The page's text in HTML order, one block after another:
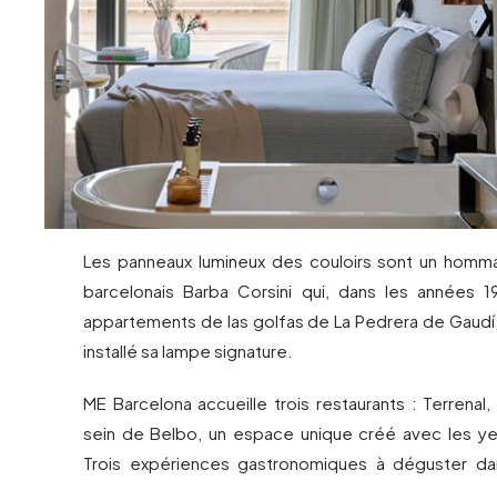
Les panneaux lumineux des couloirs sont un
barcelonais Barba Corsini qui, dans les années
appartements de las golfas de La Pedrera de
installé sa lampe signature.
ME Barcelona accueille trois restaurants :
sein de Belbo, un espace unique créé avec les
Trois expériences gastronomiques à déguster